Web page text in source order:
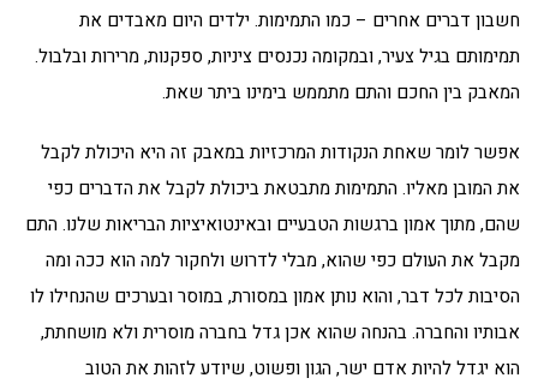
חשבון דברים אחרים – כמו התמימות. ילדים היום מאבדים את
תמימותם בגיל צעיר, ובמקומה נכנסים ציניות, ספקנות, מרירות ובלבול.
המאבק בין החכם והתם מתממש בימינו ביתר שאת.
אפשר לומר שאחת הנקודות המרכזיות במאבק זה היא היכולת לקבל
את המובן מאליו. התמימות מתבטאת ביכולת לקבל את הדברים כפי
שהם, מתוך אמון ברגשות הטבעיים ובאינטואיציות הבריאות שלנו. התם
מקבל את העולם כפי שהוא, מבלי לדרוש ולחקור למה הוא ככה ומה
הסיבות לכל דבר, והוא נותן אמון במסורת, במוסר ובערכים שהנחילו לו
אבותיו והחברה. בהנחה שהוא אכן גדל בחברה מוסרית ולא מושחתת,
הוא יגדל להיות אדם ישר, הגון ופשוט, שיודע לזהות את הטוב